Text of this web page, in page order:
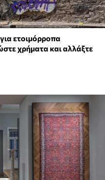
ετοιμόρροπα
χρήματα και αλλάξτε